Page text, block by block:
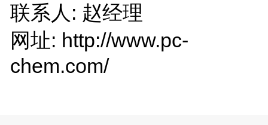
联系人: 赵经理
网址: http://www.pc-
chem.com/